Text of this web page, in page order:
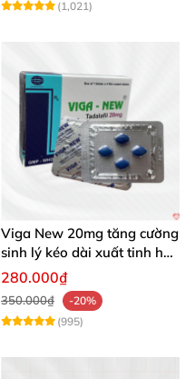
(1,021)
Viga New 20mg tăng cường
sinh lý kéo dài xuất tinh hộp
4 viên
280.000₫
350.000₫
-20%
(995)